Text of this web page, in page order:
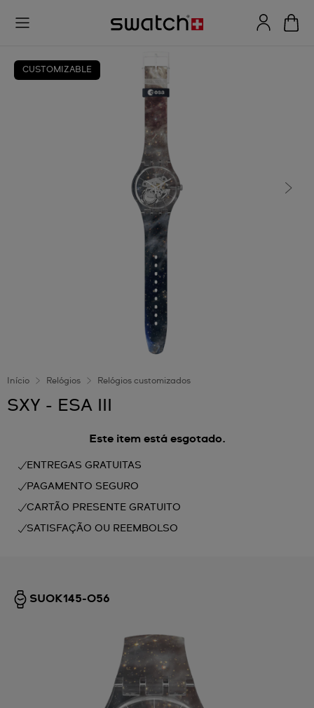
CUSTOMIZABLE
Início Relógios Relógios customizados
SXY - ESA III
Este item está esgotado.
ENTREGAS GRATUITAS
PAGAMENTO SEGURO
CARTÃO PRESENTE GRATUITO
SATISFAÇÃO OU REEMBOLSO
SUOK145-056